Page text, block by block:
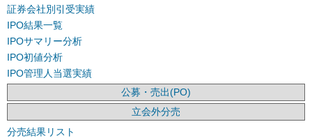
証券会社別引受実績
IPO結果一覧
IPOサマリー分析
IPO初値分析
IPO管理人当選実績
公募・売出(PO)
立会外分売
分売結果リスト